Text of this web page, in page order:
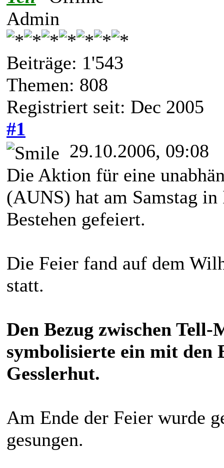
Admin
Beiträge: 1'543
Themen: 808
Registriert seit: Dec 2005
#1
29.10.2006, 09:08
Die Aktion für eine
(AUNS) hat am Samstag
Bestehen gefeiert.
Die Feier fand auf dem
statt.
Den Bezug zwischen
symbolisierte ein mit den
Gesslerhut.
Am Ende der Feier wurde
gesungen.